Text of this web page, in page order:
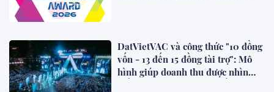
DatVietVAC và công thức "10 đồng
vốn - 13 đến 15 đồng tài trợ": Mô
hình giúp doanh thu được nhìn